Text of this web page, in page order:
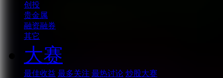
创投
贵金属
融资融券
其它
大赛
最佳收益 最多关注 最热讨论 炒股大赛